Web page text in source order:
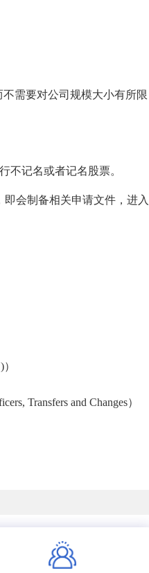
需要对公司规模大小有所限
不记名或者记名股票。
会制备相关申请文件，进入
Transfers and Changes）